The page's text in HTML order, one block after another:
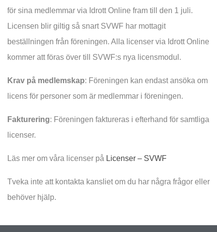
för sina medlemmar via Idrott Online fram till den 1 juli.
Licensen blir giltig så snart SVWF har mottagit
beställningen från föreningen. Alla licenser via Idrott Online
kommer att föras över till SVWF:s nya licensmodul.
Krav på medlemskap: Föreningen kan endast ansöka om
licens för personer som är medlemmar i föreningen.
Fakturering: Föreningen faktureras i efterhand för samtliga
licenser.
Läs mer om våra licenser på Licenser – SVWF
Tveka inte att kontakta kansliet om du har några frågor eller
behöver hjälp.